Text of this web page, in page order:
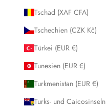
Tschad (XAF CFA)
Tschechien (CZK Kč)
Türkei (EUR €)
Tunesien (EUR €)
Turkmenistan (EUR €)
Turks- und